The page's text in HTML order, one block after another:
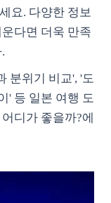
요. 다양한 정보
다면 더욱 만족
분위기 비교', '도
' 등 일본 여행 도
디가 좋을까?에